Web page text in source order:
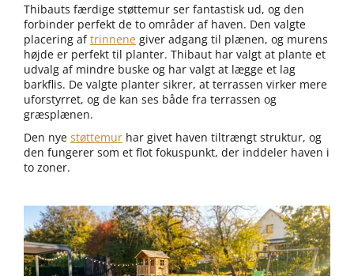
Thibauts færdige støttemur ser fantastisk ud, og den
forbinder perfekt de to områder af haven. Den valgte
placering aftrinnene giver adgang til plænen, og murens
højde er perfekt til planter. Thibaut har valgt at plante et
udvalg af mindre buske og har valgt at lægge et lag
barkflis. De valgte planter sikrer, at terrassen virker mere
uforstyrret, og de kan ses både fra terrassen og
græsplænen.
Den nye støttemur har givet haven tiltrængt struktur, og
den fungerer som et flot fokuspunkt, der inddeler haven i
to zoner.